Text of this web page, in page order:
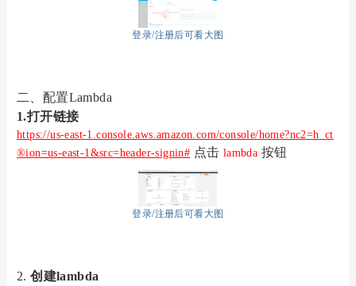
登录/注册后可看大图
二、配置Lambda
1.打开链接
https://us-east-1.console.aws.amazon.com/console/home?nc2=h_ct
®ion=us-east-1&src=header-signin# 点击 lambda 按钮
登录/注册后可看大图
2.创建lambda